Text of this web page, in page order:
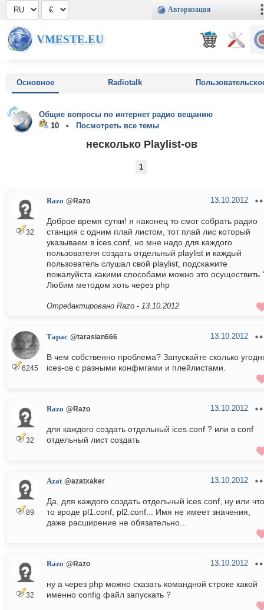
Авторизация
VMESTE.EU
Основное Radiotalk
Общие вопросы по интернет радио вещанию
10 •
Посмотреть все темы
несколько Playlist-ов
1
32
Razo @Razo 13.10.2012
Доброе время сутки! я наконец то смог собрать радио
станция с одним плай листом, тот плай лис который
указываем в ices.conf, но мне надо для каждого
пользователя создать отдельный playlist и каждый
пользователь слушал свой playlist, подскажите
пожалуйста какими способами можно это осуществить
Любим методом хоть через php
Отредактировано Razo - 13.10.2012
6245
Тарас @tarasian666 13.10.2012
В чем собственно проблема? Запускайте сколько
ices-ов с разными конфмгами и плейлистами.
32
Razo @Razo 13.10.2012
для каждого создать отдельный ices.conf ? или в conf
отдельный лист создать
89
Azat @azatxaker 13.10.2012
Да, для каждого создать отдельный ices.conf, ну или
то вроде pl1.conf, pl2.conf... Имя не имеет значения,
даже расширение не обязательно...
32
Razo @Razo 13.10.2012
ну а через php можно сказать командной строке какой
именно config файл запускать ?